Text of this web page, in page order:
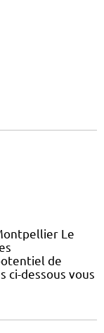
Le
de
ci-dessous vous